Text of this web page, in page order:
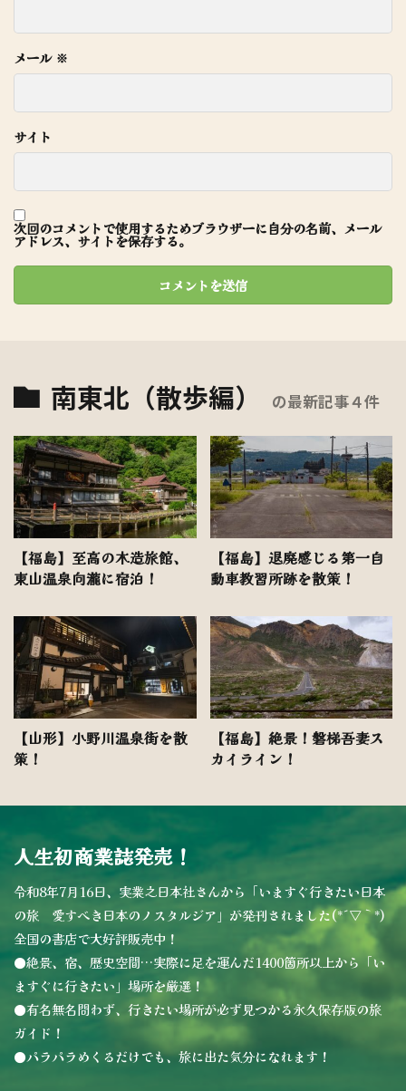
メール ※
サイト
次回のコメントで使用するためブラウザーに自分の名前、メール
アドレス、サイトを保存する。
南東北（散歩編） の最新記事４件
【福島】至高の木造旅館、
東山温泉向瀧に宿泊！
【福島】退廃感じる第一自
動車教習所跡を散策！
【山形】小野川温泉街を散
策！
【福島】絶景！磐梯吾妻ス
カイライン！
人生初商業誌発売！
令和8年7月16日、実業之日本社さんから「いますぐ行きたい日本
の旅 愛すべき日本のノスタルジア」が発刊されました(*´▽｀*)
全国の書店で大好評販売中！
●絶景、宿、歴史空間…実際に足を運んだ1400箇所以上から「い
ますぐに行きたい」場所を厳選！
●有名無名問わず、行きたい場所が必ず見つかる永久保存版の旅
ガイド！
●パラパラめくるだけでも、旅に出た気分になれます！